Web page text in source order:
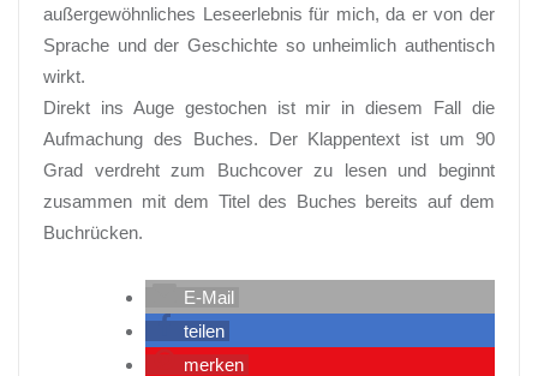
außergewöhnliches Leseerlebnis für mich, da er von der
Sprache und der Geschichte so unheimlich authentisch
wirkt.
Direkt ins Auge gestochen ist mir in diesem Fall die
Aufmachung des Buches. Der Klappentext ist um 90
Grad verdreht zum Buchcover zu lesen und beginnt
zusammen mit dem Titel des Buches bereits auf dem
Buchrücken.
E-Mail
teilen
merken